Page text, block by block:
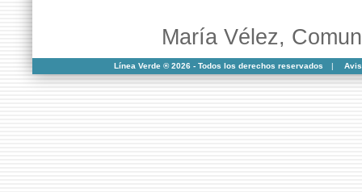
María Vélez,
Línea Verde ® 2026 - Todos los derechos reservados |